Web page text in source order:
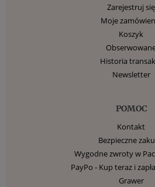
Zarejestruj się
Moje
Koszyk
Historia
Newsletter
POMOC
Kontakt
Bezpieczne
Wygodne zwroty w
PayPo - Kup teraz i
Grawer